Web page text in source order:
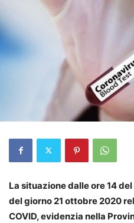
La situazione dalle ore 14
del giorno 21 ottobre 2020
COVID, evidenzia nella